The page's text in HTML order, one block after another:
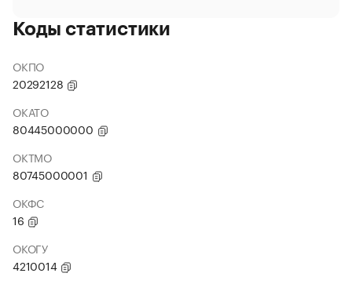
Коды статистики
ОКПО
20292128
ОКАТО
80445000000
ОКТМО
80745000001
ОКФС
16
ОКОГУ
4210014